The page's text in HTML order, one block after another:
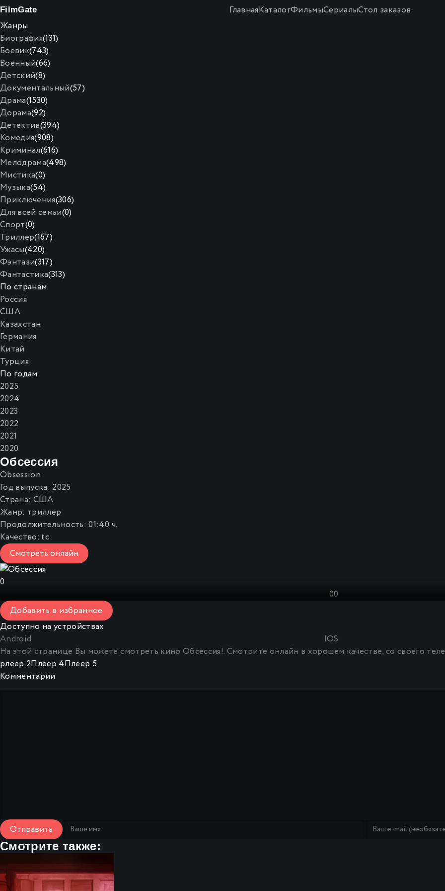
FilmGate ГлавнаяКаталогФильмыСериалыСтол заказов
Жанры
Биография(131)
Боевик(743)
Военный(66)
Детский(8)
Документальный(57)
Драма(1530)
Дорама(92)
Детектив(394)
Комедия(908)
Криминал(616)
Мелодрама(498)
Мистика(0)
Музыка(54)
Приключения(306)
Для всей семьи(0)
Спорт(0)
Триллер(167)
Ужасы(420)
Фэнтази(317)
Фантастика(313)
По странам
Россия
США
Казахстан
Германия
Китай
Турция
По годам
2025
2024
2023
2022
2021
2020
Обсессия
Obsession
Год выпуска: 2025
Страна: США
Жанр: триллер
Продолжительность: 01:40 ч.
Качество: tc
Смотреть онлайн
0
00
Добавить в избранное
Доступно на устройствах
Android
IOS
На этой странице Вы можетесмотреть кино Обсессия!. Смотрите онлайн в хорошем качестве, со своего
рлеер 2Плеер 4Плеер 5
Комментарии
Отправить
Смотрите также: